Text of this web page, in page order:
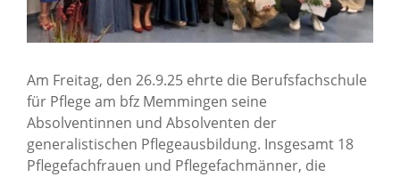
Am Freitag, den 26.9.25 ehrte die Berufsfachschule
für Pflege am bfz Memmingen seine
Absolventinnen und Absolventen der
generalistischen Pflegeausbildung. Insgesamt 18
Pflegefachfrauen und Pflegefachmänner, die